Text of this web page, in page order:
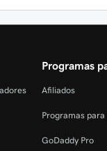
Programas
Afiliados
Programas
GoDaddy Pro